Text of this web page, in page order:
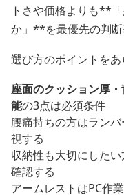
トさや価格よりも**
か」**を最優先の判断
選び方のポイントをあ
座面のクッション厚
能の3点は必須条件
腰痛持ちの方はラン
視する
収納性も大切にした
確認する
アームレストはPC作